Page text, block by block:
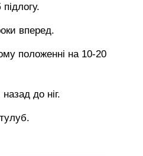
вперед.
положенні на 10-20
до ніг.